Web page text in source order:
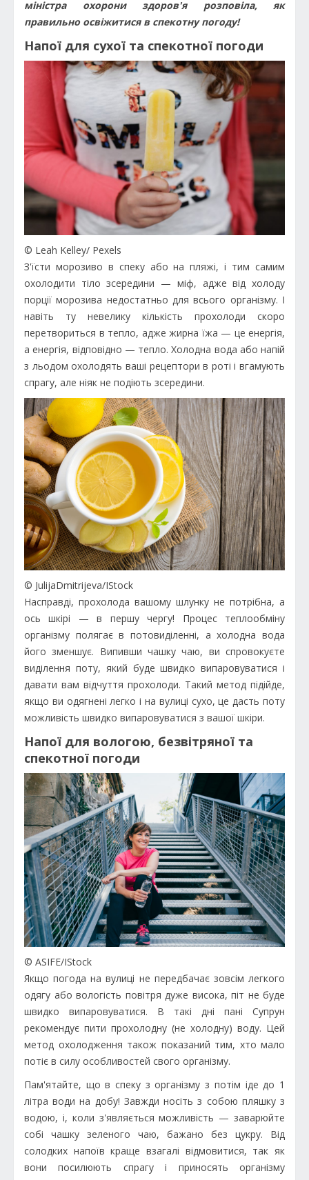
міністра охорони здоров'я розповіла, як
правильно освіжитися в спекотну погоду!
Напої для сухої та спекотної погоди
© Leah Kelley/ Pexels
З'їсти морозиво в спеку або на пляжі, і тим самим
охолодити тіло зсередини — міф, адже від холоду
порції морозива недостатньо для всього організму. І
навіть ту невелику кількість прохолоди скоро
перетвориться в тепло, адже жирна їжа — це енергія,
а енергія, відповідно — тепло. Холодна вода або напій
з льодом охолодять ваші рецептори в роті і вгамують
спрагу, але ніяк не подіють зсередини.
© JulijaDmitrijeva/IStock
Насправді, прохолода вашому шлунку не потрібна, а
ось шкірі — в першу чергу! Процес теплообміну
організму полягає в потовиділенні, а холодна вода
його зменшує. Випивши чашку чаю, ви спровокуєте
виділення поту, який буде швидко випаровуватися і
давати вам відчуття прохолоди. Такий метод підійде,
якщо ви одягнені легко і на вулиці сухо, це дасть поту
можливість швидко випаровуватися з вашої шкіри.
Напої для вологою, безвітряної та
спекотної погоди
© ASIFE/IStock
Якщо погода на вулиці не передбачає зовсім легкого
одягу або вологість повітря дуже висока, піт не буде
швидко випаровуватися. В такі дні пані Супрун
рекомендує пити прохолодну (не холодну) воду. Цей
метод охолодження також показаний тим, хто мало
потіє в силу особливостей свого організму.
Пам'ятайте, що в спеку з організму з потім іде до 1
літра води на добу! Завжди носіть з собою пляшку з
водою, і, коли з'являється можливість — заварюйте
собі чашку зеленого чаю, бажано без цукру. Від
солодких напоїв краще взагалі відмовитися, так як
вони посилюють спрагу і приносять організму